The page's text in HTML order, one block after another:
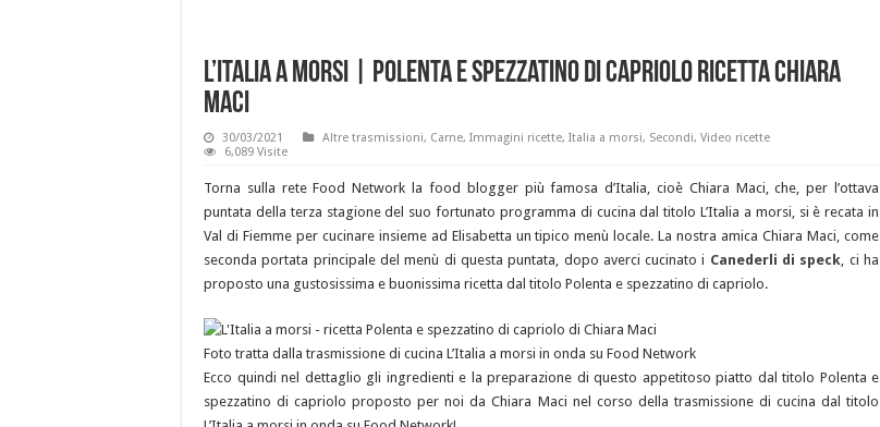
L’Italia a morsi | Polenta e spezzatino di capriolo ricetta Chiara
Maci
30/03/2021 Altre trasmissioni, Carne, Immagini ricette, Italia a morsi, Secondi, Video ricette
6,089 Visite
Torna sulla rete Food Network la food blogger più famosa d’Italia, cioè Chiara Maci, che, per l’ottava
puntata della terza stagione del suo fortunato programma di cucina dal titolo L’Italia a morsi, si è recata in
Val di Fiemme per cucinare insieme ad Elisabetta un tipico menù locale. La nostra amica Chiara Maci, come
seconda portata principale del menù di questa puntata, dopo averci cucinato i Canederli di speck, ci ha
proposto una gustosissima e buonissima ricetta dal titolo Polenta e spezzatino di capriolo.
Foto tratta dalla trasmissione di cucina L’Italia a morsi in onda su Food Network
Ecco quindi nel dettaglio gli ingredienti e la preparazione di questo appetitoso piatto dal titolo Polenta e
spezzatino di capriolo proposto per noi da Chiara Maci nel corso della trasmissione di cucina dal titolo